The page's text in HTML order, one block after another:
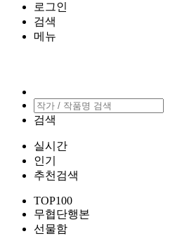
로그인
검색
메뉴
검색
실시간
인기
추천검색
TOP100
무협단행본
선물함